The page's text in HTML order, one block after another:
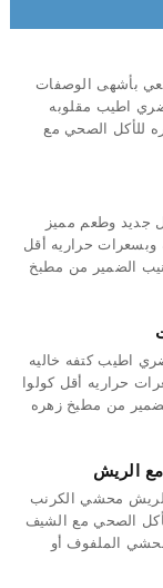
بأشهى الوصفات
اطيب مقلوبه
للأكل الصحي مع
جديد وطعم مميز
وبسعرات حراريه أقل
الضمير من مطبخ
اطيب كتفه خاليه
حراريه أقل كولوا
من مطبخ زهره
الريش
محشي الكرنب
الصحي مع الشيف
محشي الملفوف أو